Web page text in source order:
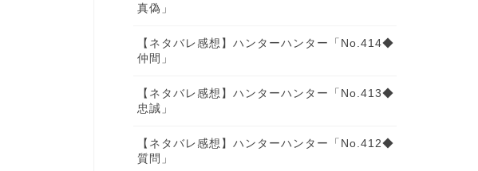
真偽」
【ネタバレ感想】ハンターハンター「No.414◆
仲間」
【ネタバレ感想】ハンターハンター「No.413◆
忠誠」
【ネタバレ感想】ハンターハンター「No.412◆
質問」